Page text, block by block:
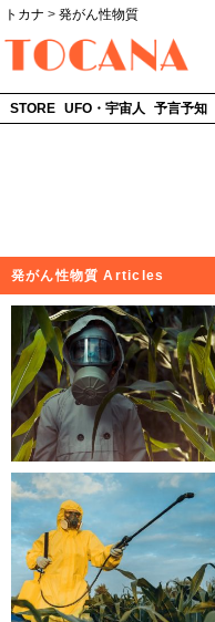
トカナ > 発がん性物質
STORE UFO・宇宙人 予言予知
発がん性物質 Articles